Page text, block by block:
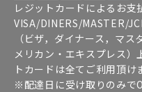
レジットカードによるお支
VISA/DINERS/MASTER/
（ビザ，ダイナース，マ
メリカン・エキスプレス）
トカードは全てご利用頂け
※配達日に受け取りのみで